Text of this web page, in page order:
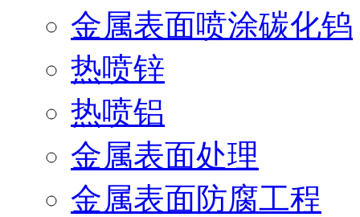
金属表面喷涂碳化钨
热喷锌
热喷铝
金属表面处理
金属表面防腐工程